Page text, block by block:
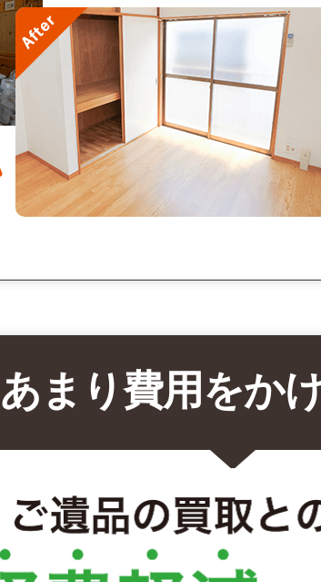
あまり費用をか